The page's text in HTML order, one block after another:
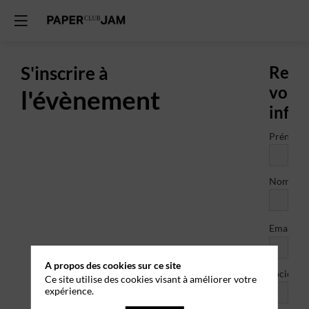
S'inscrire à
l'évènement
vos
Prénom
Nom
Email
Société
A propos des cookies sur ce site
Ce site utilise des cookies visant à améliorer votre
expérience.